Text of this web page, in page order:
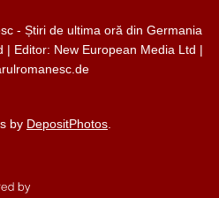
- Știri de ultima oră din Germania
| Editor: New European Media Ltd |
by DepositPhotos